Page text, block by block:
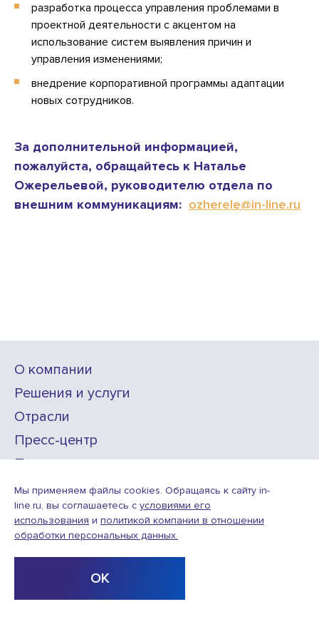
разработка процесса управления проблемами в
проектной деятельности с акцентом на
использование систем выявления причин и
управления изменениями;
внедрение корпоративной программы адаптации
новых сотрудников.
За дополнительной информацией,
пожалуйста, обращайтесь к Наталье
Ожерельевой, руководителю отдела по
внешним коммуникациям: ozherele@in-line.ru
О компании
Решения и услуги
Отрасли
Пресс-центр
Проекты
Карьера
Условия использования веб-сайта
Мы применяем файлы cookies. Обращаясь к сайту in-
line.ru, вы соглашаетесь с условиями его
использования и политикой компании в отношении
обработки персональных данных.
ОК